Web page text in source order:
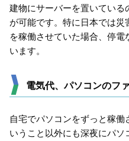
建物にサーバーを置いている
が可能です。特に日本では
を稼働させていた場合、停電
います。
電気代、パソコンのフ
自宅でパソコンをずっと稼働
いうこと以外にも深夜にパ